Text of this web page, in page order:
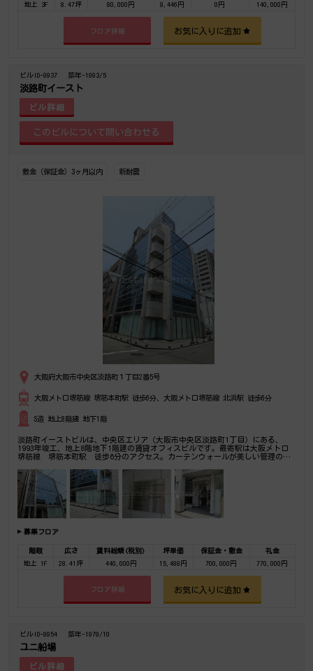
地上 3F
8.47坪 80,000円 9,446円 0円 140,000円
フロア詳細 お気に入りに追加
ビルID-9937 築年-1993/5
淡路町イースト
ビル詳細
敷金（保証金）3ヶ月以内 新耐震
大阪府大阪市中央区淡路町１丁目2番5号
大阪メトロ堺筋線 堺筋本町駅 徒歩6分、大阪メトロ堺筋線 北浜駅 徒歩6分
S造 地上8階建 地下1階
淡路町イーストビルは、中央区エリア（大阪市中央区淡路町1丁目）にある、
1993年竣工、地上8階地下1階建の賃貸オフィスビルです。最寄駅は大阪メトロ
堺筋線 堺筋本町駅 徒歩6分のアクセス。カーテンウォールが美しい管理のよ
何でもご相談下さい。
募集フロア
階数 広さ 賃料総額(税別) 坪単価 保証金・敷金
礼金
地上 1F
28.41坪 440,000円 15,488円 700,000円 770,000円
フロア詳細 お気に入りに追加
ビルID-9954 築年-1979/10
ユニ船場
ビル詳細